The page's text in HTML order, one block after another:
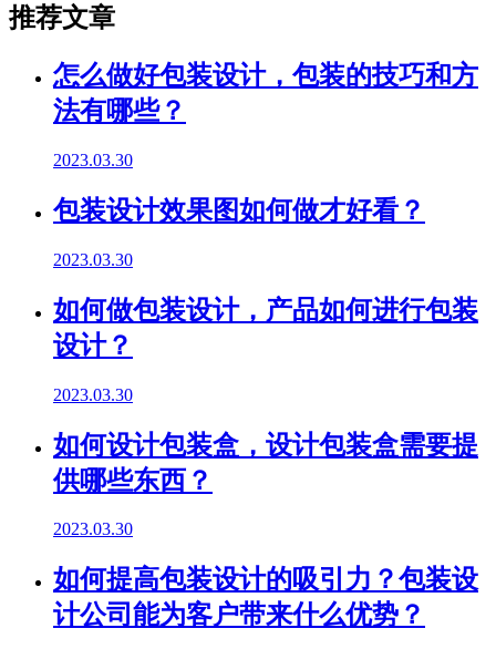
推荐文章
怎么做好包装设计，包装的技巧和方
法有哪些？
2023.03.30
包装设计效果图如何做才好看？
2023.03.30
如何做包装设计，产品如何进行包装
设计？
2023.03.30
如何设计包装盒，设计包装盒需要提
供哪些东西？
2023.03.30
如何提高包装设计的吸引力？包装设
计公司能为客户带来什么优势？